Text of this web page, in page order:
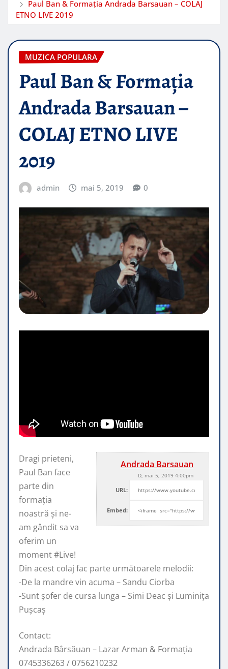
Paul Ban & Formația Andrada Barsauan – COLAJ
ETNO LIVE 2019
MUZICA POPULARA
Paul Ban & Formația
Andrada Barsauan –
COLAJ ETNO LIVE
2019
admin mai 5, 2019 0
Andrada Barsauan
D, mai 5, 2019 4:00pm
URL:
Embed:
Dragi prieteni,
Paul Ban face
parte din
formația
noastră și ne-
am gândit sa va
oferim un
moment #Live!
Din acest colaj fac parte următoarele melodii:
-De la mandre vin acuma – Sandu Ciorba
-Sunt șofer de cursa lunga – Simi Deac și Luminița
Pușcaș
Contact:
Andrada Bârsăuan – Lazar Arman & Formația
0745336263 / 0756210232